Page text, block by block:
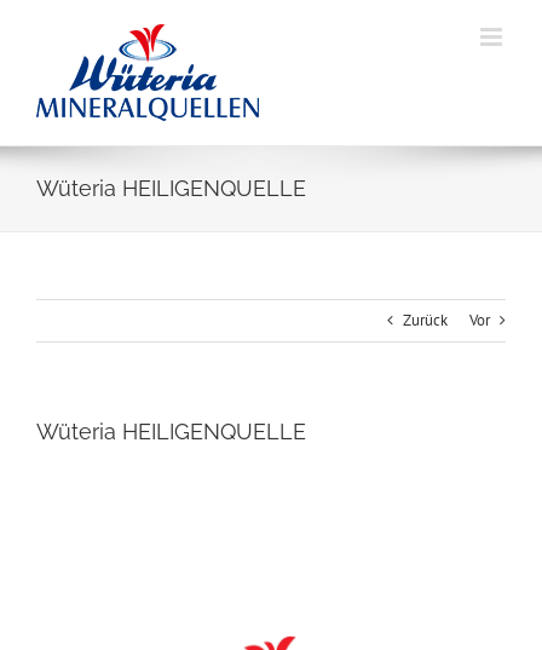
Wüteria HEILIGENQUELLE
Zurück Vor
Wüteria HEILIGENQUELLE